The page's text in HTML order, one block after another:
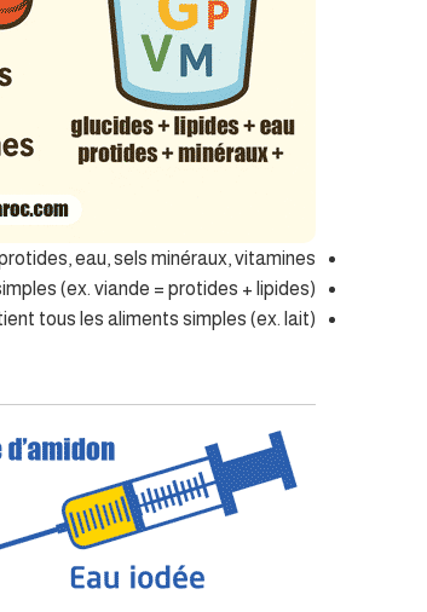
eau, sels minéraux, vitamines.
(ex. viande = protides + lipides).
tous les aliments simples (ex. lait).